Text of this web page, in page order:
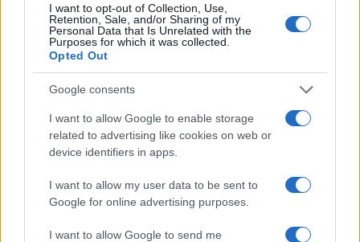
I want to opt-out of Collection, Use,
Retention, Sale, and/or Sharing of my
Personal Data that Is Unrelated with the
Purposes for which it was collected.
Opted Out
Google consents
I want to allow Google to enable storage
related to advertising like cookies on web or
device identifiers in apps.
I want to allow my user data to be sent to
Google for online advertising purposes.
I want to allow Google to send me
Vuoi rimuovere le pubblicità nazionali?
Puoi abbonarti a
cliccandoqui
Sei già abbonato?
sezioneLogindal menù del sito o
cliccandoqui